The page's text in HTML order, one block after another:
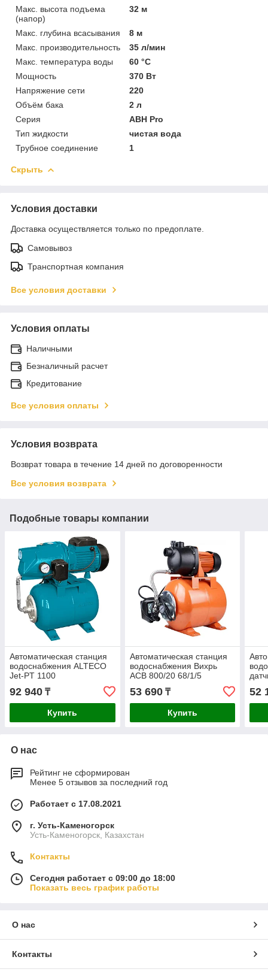
Макс. высота подъема
(напор)
32 м
Макс. глубина всасывания
8 м
Макс. производительность
35 л/мин
Макс. температура воды
60 °C
Мощность
370 Вт
Напряжение сети
220
Объём бака
2 л
Серия
ABH Pro
Тип жидкости
чистая вода
Трубное соединение
1
Скрыть
Условия доставки
Доставка осуществляется только по предоплате.
Самовывоз
Транспортная компания
Все условия доставки
Условия оплаты
Наличными
Безналичный расчет
Кредитование
Все условия оплаты
Условия возврата
Возврат товара в течение 14 дней по договоренности
Все условия возврата
Подобные товары компании
Автоматическая станция
водоснабжения ALTECO
Jet-PT 1100
92 940 ₸
Купить
Автоматическая станция
водоснабжения Вихрь
АСВ 800/20 68/1/5
53 690₸
Купить
52
О нас
Рейтинг не сформирован
Менее 5 отзывов за последний год
Работает с 17.08.2021
г. Усть-Каменогорск
Усть-Каменогорск, Казахстан
Контакты
Сегодня работает с 09:00 до 18:00
Показать весь график работы
О нас
Контакты